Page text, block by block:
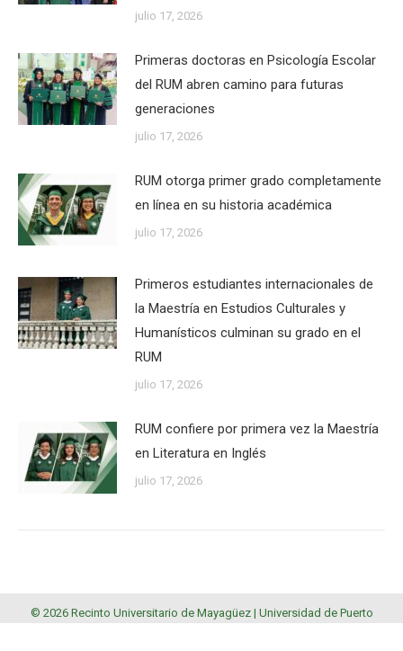
julio 17, 2026
Primeras doctoras en Psicología Escolar
del RUM abren camino para futuras
generaciones
julio 17, 2026
RUM otorga primer grado completamente
en línea en su historia académica
julio 17, 2026
Primeros estudiantes internacionales de
la Maestría en Estudios Culturales y
Humanísticos culminan su grado en el
RUM
julio 17, 2026
RUM confiere por primera vez la Maestría
en Literatura en Inglés
julio 17, 2026
© 2026 Recinto Universitario de Mayagüez | Universidad de Puerto